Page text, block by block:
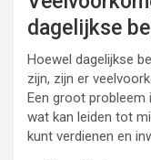
dagelijkse
Hoewel dagelijkse
zijn, zijn er
Een groot probleem
wat kan leiden tot
kunt verdienen en